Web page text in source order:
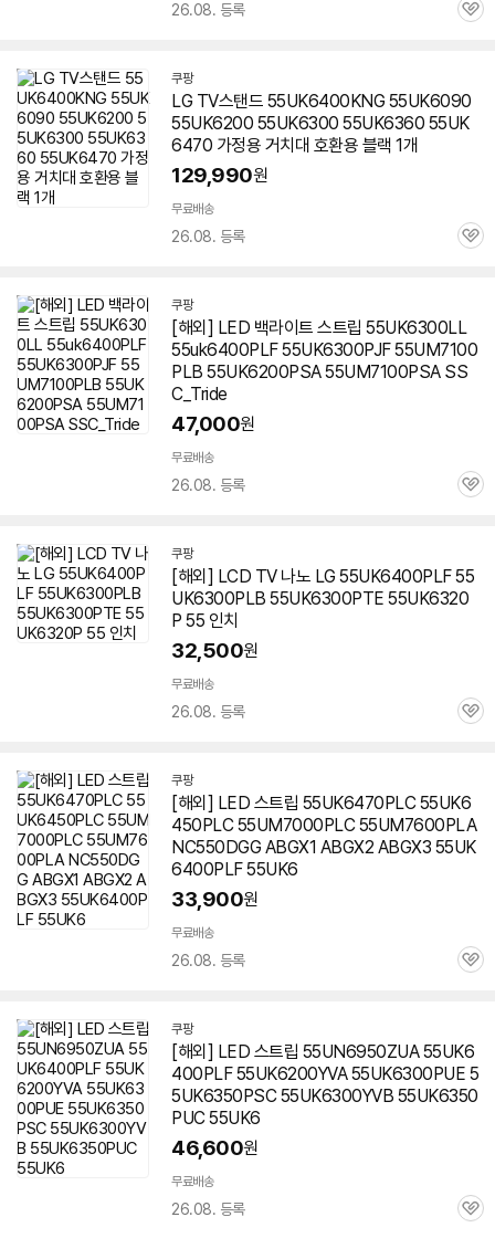
26.08. 등록
관
쿠팡
LG TV스탠드 55UK6400KNG 55UK6090
55UK6200 55UK6300 55UK6360 55UK
6470 가정용 거치대 호환용 블랙 1개
129,990원
무료배송
26.08. 등록
관
쿠팡
[해외] LED 백라이트 스트립 55UK6300LL
55uk6400PLF 55UK6300PJF 55UM7100
PLB 55UK6200PSA 55UM7100PSA SS
C_Tride
47,000원
무료배송
26.08. 등록
관
쿠팡
[해외] LCD TV 나노 LG 55UK6400PLF 55
UK6300PLB 55UK6300PTE 55UK6320
P 55 인치
32,500원
무료배송
26.08. 등록
관
쿠팡
[해외] LED 스트립 55UK6470PLC 55UK6
450PLC 55UM7000PLC 55UM7600PLA
NC550DGG ABGX1 ABGX2 ABGX3 55UK
6400PLF 55UK6
33,900원
무료배송
26.08. 등록
관
쿠팡
[해외] LED 스트립 55UN6950ZUA 55UK6
400PLF 55UK6200YVA 55UK6300PUE 5
5UK6350PSC 55UK6300YVB 55UK6350
PUC 55UK6
46,600원
무료배송
26.08. 등록
관